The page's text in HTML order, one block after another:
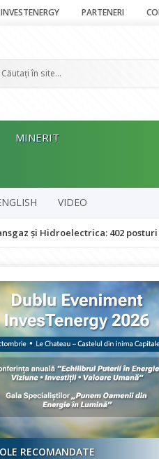
PARTENERI
MINERIT
VIDEO
402 posturi aprobate
RECOMANDATE